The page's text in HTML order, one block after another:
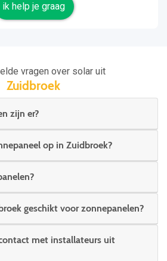
ik help je graag
vragen over solar uit
Zuidbroek
zijn er?
op in Zuidbroek?
geschikt voor zonnepanelen?
met installateurs uit